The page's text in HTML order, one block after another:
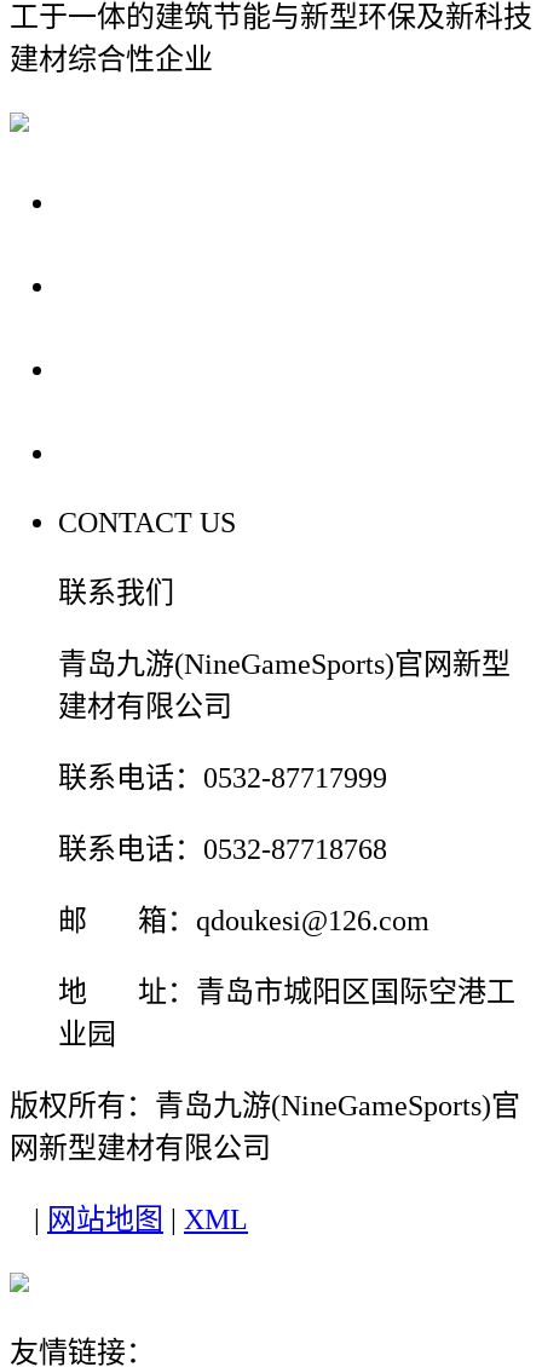
工于一体的建筑节能与新型环保及新科技
建材综合性企业
CONTACT US
联系我们
青岛九游(NineGameSports)官网新型
建材有限公司
联系电话：0532-87717999
联系电话：0532-87718768
邮 箱：qdoukesi@126.com
地 址：青岛市城阳区国际空港工
业园
版权所有：青岛九游(NineGameSports)官
网新型建材有限公司
网站地图 XML
友情链接：